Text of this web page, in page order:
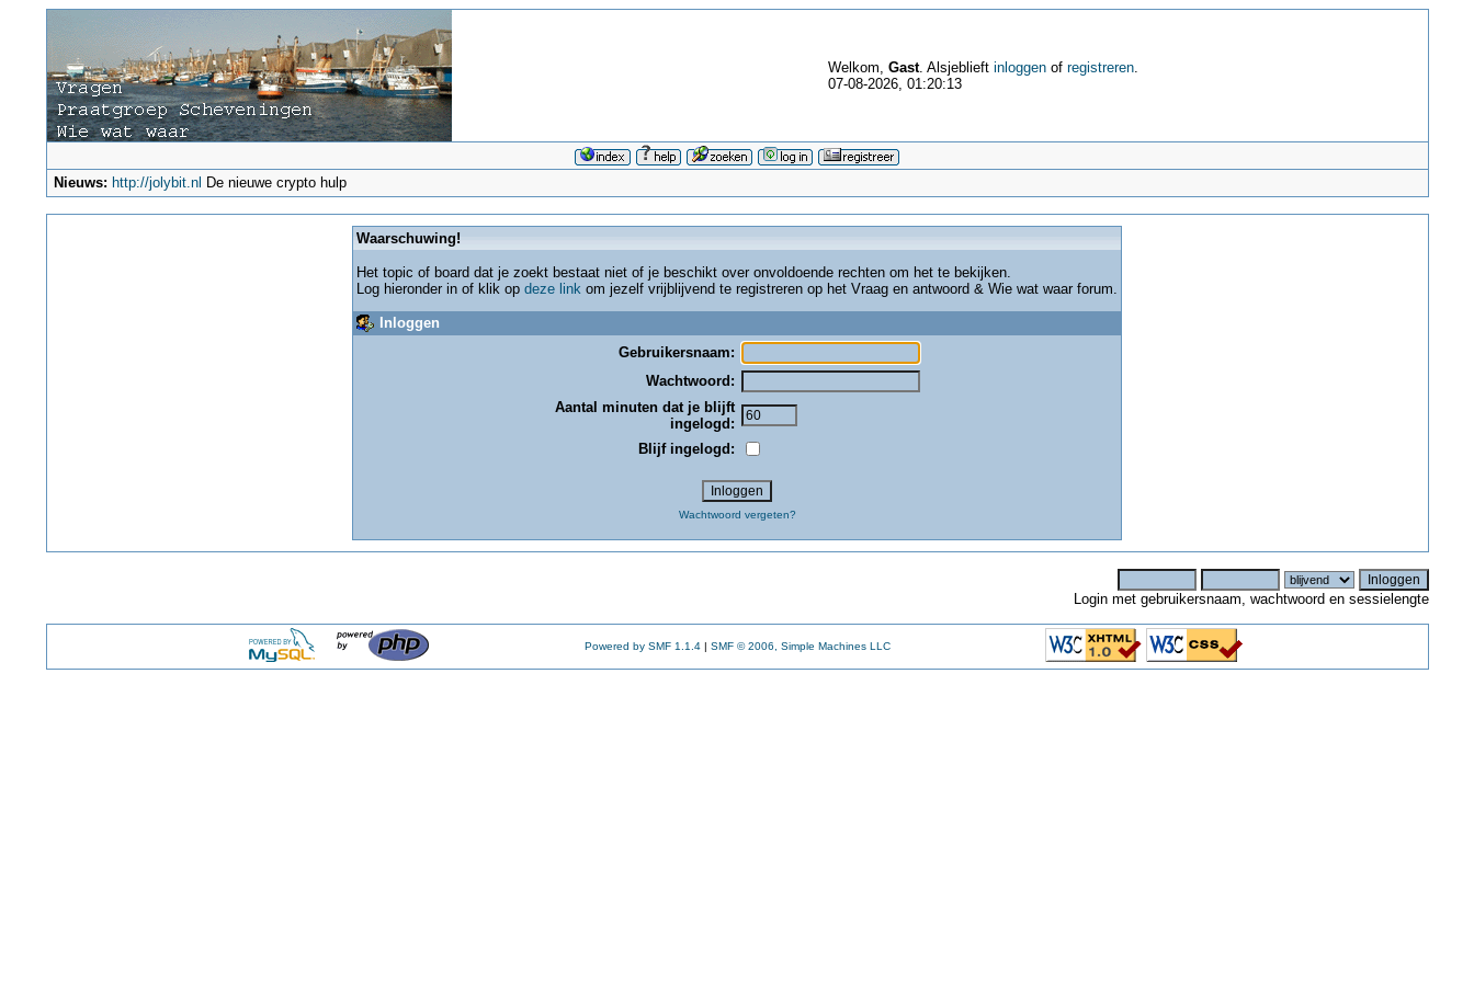
Welkom, Gast. Alsjeblieft inloggenof registreren.
07-08-2026, 01:20:13
Nieuws: http://jolybit.nl De nieuwe crypto hulp
Waarschuwing!
Het topic of board dat je zoekt bestaat niet of je beschikt over onvoldoende rechten om het te bekijken.
Log hieronder in of klik op deze link om jezelf vrijblijvend te registreren op het Vraag en antwoord & Wie wat waar forum.
Inloggen
Gebruikersnaam:
Wachtwoord:
Aantal minuten dat je blijft
ingelogd:
Blijf ingelogd:
Wachtwoord vergeten?
Login met gebruikersnaam, wachtwoord en sessielengte
Powered by SMF 1.1.4 | SMF © 2006, Simple Machines LLC